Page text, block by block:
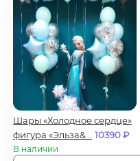
Шары «Холодное сердце»
фигура «Эльза&...
10390₽
В наличии